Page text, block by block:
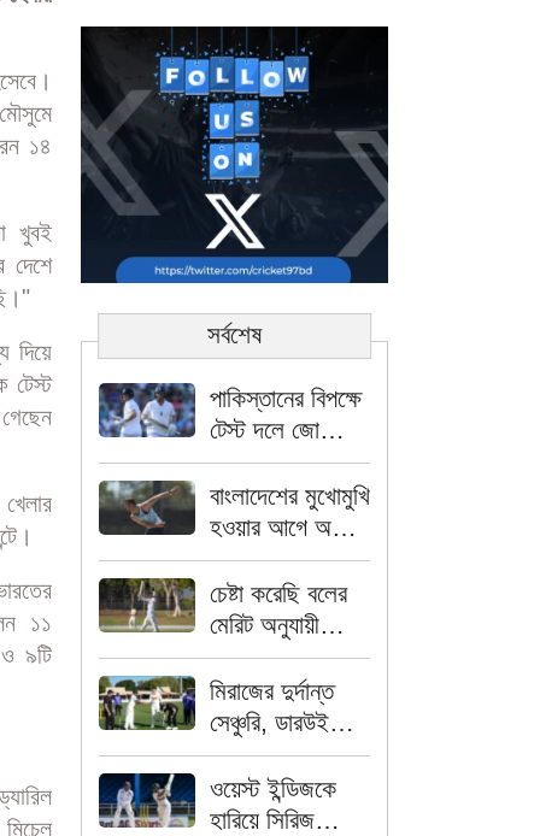
১৪
খুবই
দেশে
দিয়ে
টেস্ট
১১
৯টি
সর্বশেষ
পাকিস্তানের বিপক্ষে
টেস্ট দলে জো
রুটদের নতুন অধ্যায়
৩ নম্বরে জর্ডান কক্স
বাংলাদেশের মুখোমুখি
হওয়ার আগে অজি
পেসারের নতুন
কৌশল
চেষ্টা করেছি বলের
মেরিট অনুযায়ী
খেলার- মিরাজ
মিরাজের দুর্দান্ত
সেঞ্চুরি, ডারউইনে
প্রথম দিনে ২৬৩
রানে গুটিয়ে গেল
বাংলাদেশ
ওয়েস্ট ইন্ডিজকে
হারিয়ে সিরিজ